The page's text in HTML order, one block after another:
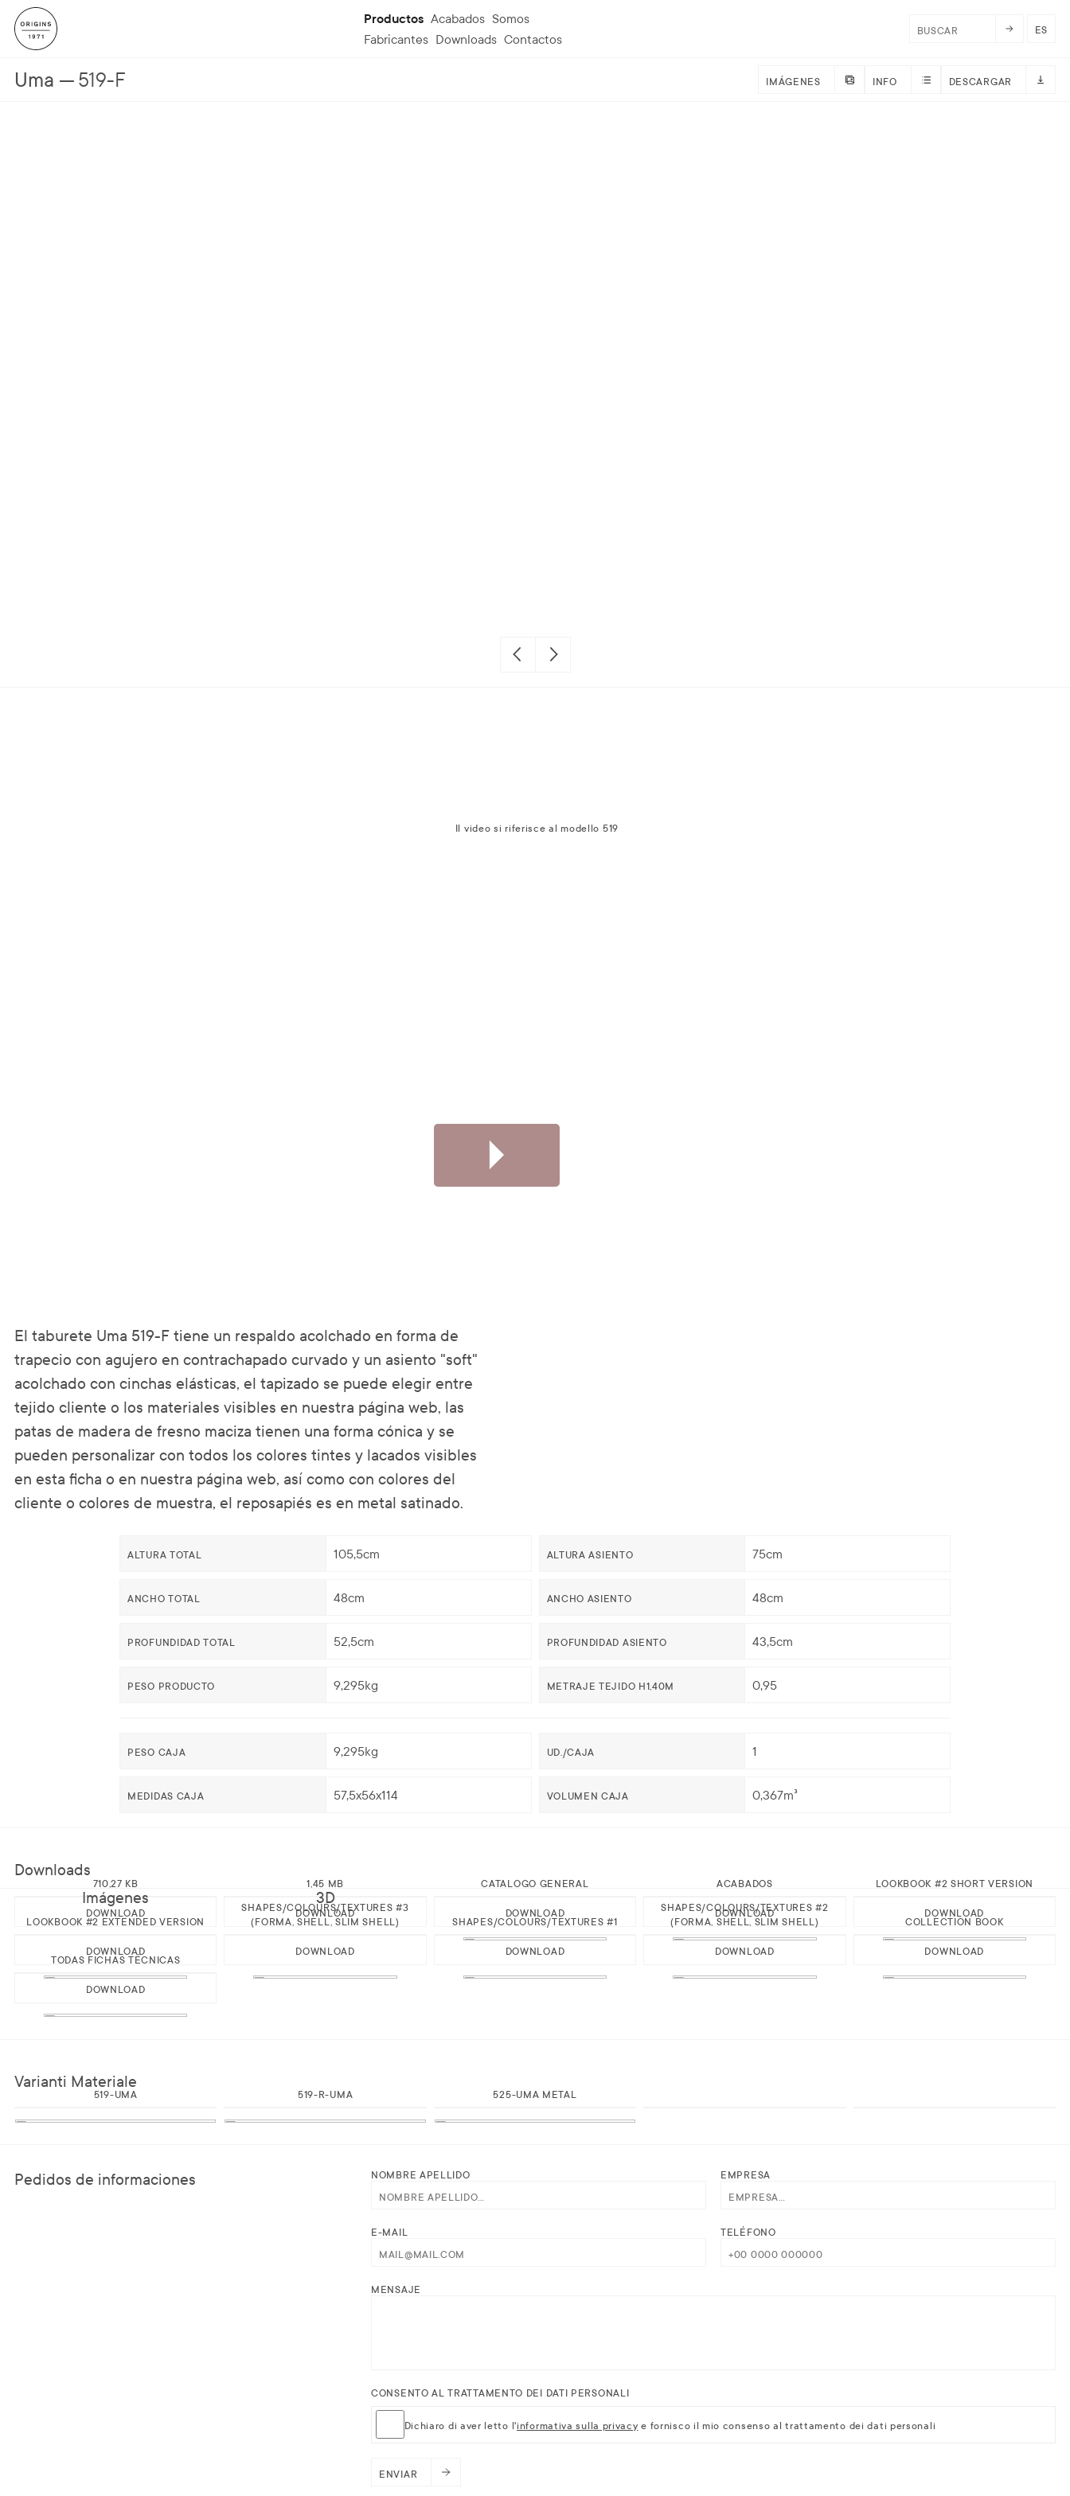
Productos Acabados Somos
Fabricantes Downloads Contactos
ES
Uma 519-F IMÁGENES INFO DESCARGAR
Il video si riferisce al modello 519
El taburete Uma 519-F tiene un respaldo acolchado en forma de
trapecio con agujero en contrachapado curvado y un asiento "soft"
acolchado con cinchas elásticas, el tapizado se puede elegir entre
tejido cliente o los materiales visibles en nuestra página web, las
patas de madera de fresno maciza tienen una forma cónica y se
pueden personalizar con todos los colores tintes y lacados visibles
en esta ficha o en nuestra página web, así como con colores del
cliente o colores de muestra, el reposapiés es en metal satinado.
ALTURA TOTAL 105,5cm ALTURA ASIENTO 75cm
ANCHO TOTAL 48cm ANCHO ASIENTO 48cm
PROFUNDIDAD TOTAL 52,5cm PROFUNDIDAD ASIENTO 43,5cm
PESO PRODUCTO 9,295kg METRAJE TEJIDO H1,40M 0,95
PESO CAJA 9,295kg UD./CAJA 1
MEDIDAS CAJA 57,5x56x114 VOLUMEN CAJA 0,367m³
Downloads
Imágenes
710,27 KB
DOWNLOAD
3D
1,45 MB
DOWNLOAD
CATALOGO GENERAL
DOWNLOAD
ACABADOS
DOWNLOAD
LOOKBOOK #2 SHORT VERSION
DOWNLOAD
LOOKBOOK #2 EXTENDED VERSION
DOWNLOAD
SHAPES/COLOURS/TEXTURES #3
(FORMA, SHELL, SLIM SHELL)
DOWNLOAD
SHAPES/COLOURS/TEXTURES #1
DOWNLOAD
SHAPES/COLOURS/TEXTURES #2
(FORMA, SHELL, SLIM SHELL)
DOWNLOAD
COLLECTION BOOK
DOWNLOAD
TODAS FICHAS TÉCNICAS
DOWNLOAD
Varianti Materiale
519-UMA 519-R-UMA 525-UMA METAL
Pedidos de informaciones NOMBRE APELLIDO EMPRESA
E-MAIL TELÉFONO
MENSAJE
CONSENTO AL TRATTAMENTO DEI DATI PERSONALI
Dichiaro di aver letto l'informativa sulla privacy e fornisco il mio consenso al trattamento dei dati personali
ENVIAR